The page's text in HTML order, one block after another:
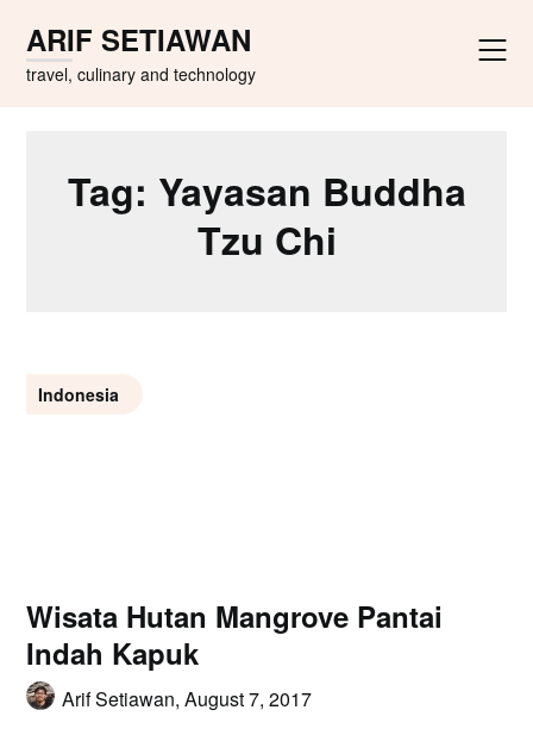
content
ARIF SETIAWAN
travel, culinary and technology
Tag: Yayasan Buddha
Tzu Chi
Indonesia
Wisata Hutan Mangrove Pantai
Indah Kapuk
Arif Setiawan,August 7, 2017